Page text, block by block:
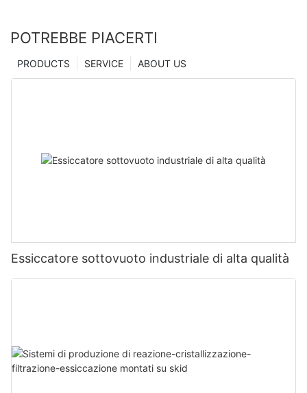
POTREBBE PIACERTI
ABOUT US
SERVICE
PRODUCTS
Essiccatore sottovuoto industriale di alta qualità